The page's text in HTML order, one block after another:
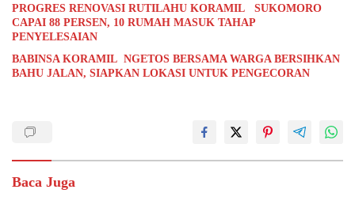
PROGRES RENOVASI RUTILAHU KORAMIL SUKOMORO
CAPAI 88 PERSEN, 10 RUMAH MASUK TAHAP
PENYELESAIAN
BABINSA KORAMIL NGETOS BERSAMA WARGA BERSIHKAN
BAHU JALAN, SIAPKAN LOKASI UNTUK PENGECORAN
Baca Juga